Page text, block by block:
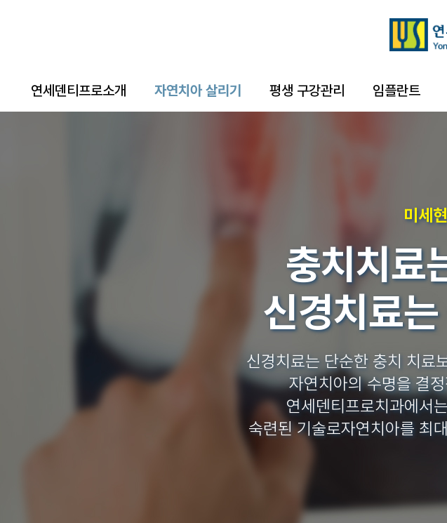
연세덴티프로소개 자연치아 살리기 평생 구강관리 임플란트
미세
충치치료
신경치료
신경치료는 단순한 충치 치료
자연치아의 수명을 결
연세덴티프로치과에서
숙련된 기술로자연치아를 최